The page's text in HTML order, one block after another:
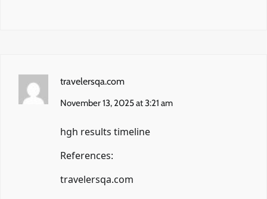
travelersqa.com
November 13, 2025 at 3:21 am
hgh results timeline
References:
travelersqa.com